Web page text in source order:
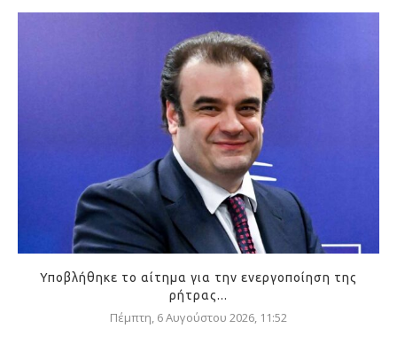
Υποβλήθηκε το αίτημα για την ενεργοποίηση της
ρήτρας...
Πέμπτη, 6 Αυγούστου 2026, 11:52